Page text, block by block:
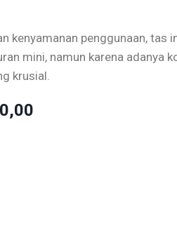
kenyamanan penggunaan, tas
mini, namun karena adanya
krusial.